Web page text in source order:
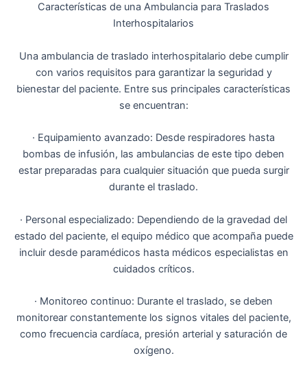
Características de una Ambulancia para Traslados
Interhospitalarios
Una ambulancia de traslado interhospitalario debe cumplir
con varios requisitos para garantizar la seguridad y
bienestar del paciente. Entre sus principales características
se encuentran:
· Equipamiento avanzado: Desde respiradores hasta
bombas de infusión, las ambulancias de este tipo deben
estar preparadas para cualquier situación que pueda surgir
durante el traslado.
· Personal especializado: Dependiendo de la gravedad del
estado del paciente, el equipo médico que acompaña puede
incluir desde paramédicos hasta médicos especialistas en
cuidados críticos.
· Monitoreo continuo: Durante el traslado, se deben
monitorear constantemente los signos vitales del paciente,
como frecuencia cardíaca, presión arterial y saturación de
oxígeno.